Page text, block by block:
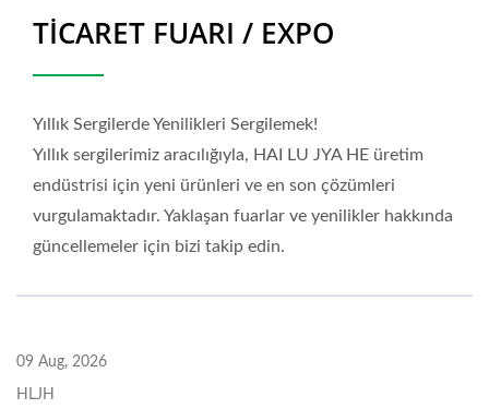
TİCARET FUARI / EXPO
Yıllık Sergilerde Yenilikleri Sergilemek!
Yıllık sergilerimiz aracılığıyla, HAI LU JYA HE üretim
endüstrisi için yeni ürünleri ve en son çözümleri
vurgulamaktadır. Yaklaşan fuarlar ve yenilikler hakkında
güncellemeler için bizi takip edin.
09 Aug, 2026
HLJH